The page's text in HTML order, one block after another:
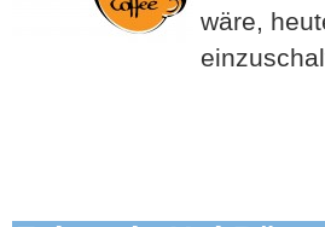
wäre,